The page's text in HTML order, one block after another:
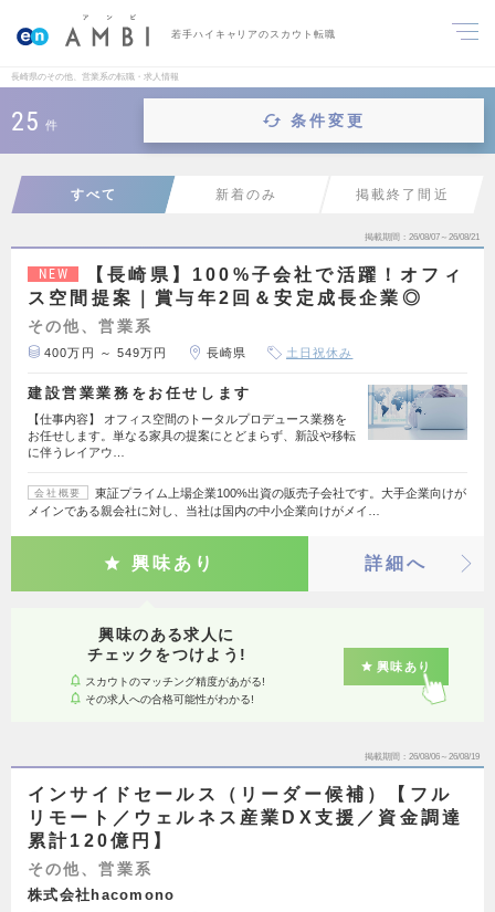
若手ハイキャリアのスカウト転職
長崎県のその他、営業系の転職・求人情報
25 件 条件変更
すべて 新着のみ 掲載終了間近
掲載期間 26/08/07～26/08/21
NEW
【長崎県】100%子会社で活躍！オフィ
ス空間提案｜賞与年2回＆安定成長企業◎
その他、営業系
400万円 ～ 549万円 長崎県 土日祝休み
建設営業業務をお任せします
【仕事内容】 オフィス空間のトータルプロデュース業務を
お任せします。単なる家具の提案にとどまらず、新設や移転
に伴うレイアウ…
会社概要
東証プライム上場企業100%出資の販売子会社です。大手企業向けが
メインである親会社に対し、当社は国内の中小企業向けがメイ…
興味あり 詳細へ
興味のある求人に
チェックをつけよう!
スカウトのマッチング精度があがる!
その求人への合格可能性がわかる!
興味あり
掲載期間 26/08/06～26/08/19
インサイドセールス（リーダー候補）【フル
リモート／ウェルネス産業DX支援／資金調達
累計120億円】
その他、営業系
株式会社hacomono